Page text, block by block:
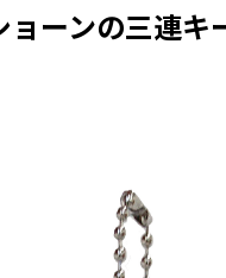
ーンの三連キ